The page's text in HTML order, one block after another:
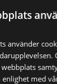
använder
med